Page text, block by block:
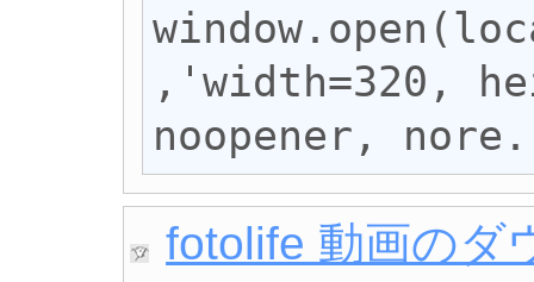
,'width=320,
noopener,
fotolife 動画のダ